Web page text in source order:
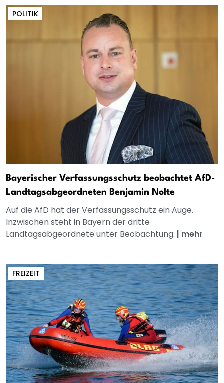
POLITIK
Bayerischer Verfassungsschutz beobachtet AfD-
Landtagsabgeordneten Benjamin Nolte
Auf die AfD hat der Verfassungsschutz ein Auge.
Inzwischen steht in Bayern der dritte
Landtagsabgeordnete unter Beobachtung. | mehr
FREIZEIT